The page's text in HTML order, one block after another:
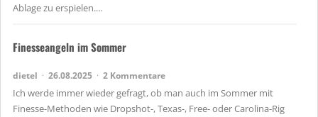
Ablage zu erspielen.…
Finesseangeln im Sommer
dietel 26.08.2025 2 Kommentare
Ich werde immer wieder gefragt, ob man auch im Sommer mit
Finesse-Methoden wie Dropshot-, Texas-, Free- oder Carolina-Rig